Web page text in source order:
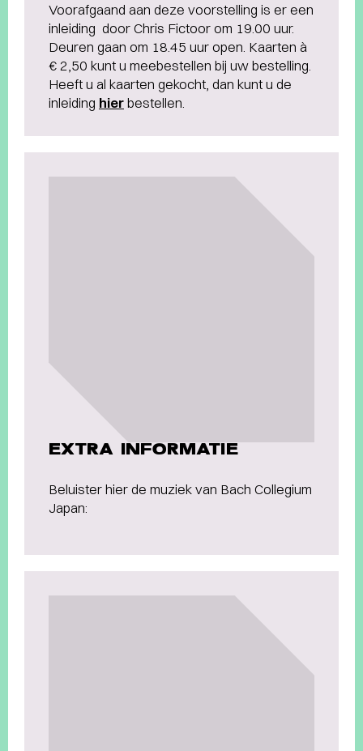
Voorafgaand aan deze voorstelling is er een
inleiding door Chris Fictoor om 19.00 uur.
Deuren gaan om 18.45 uur open. Kaarten à
€ 2,50 kunt u meebestellen bij uw bestelling.
Heeft u al kaarten gekocht, dan kunt u de
inleiding hierbestellen.
EXTRA INFORMATIE
Beluister hier de muziek van Bach Collegium
Japan: